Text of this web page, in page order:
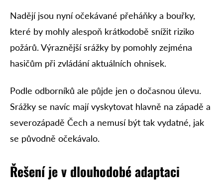
Nadějí jsou nyní očekávané přeháňky a bouřky,
které by mohly alespoň krátkodobě snížit riziko
požárů. Výraznější srážky by pomohly zejména
hasičům při zvládání aktuálních ohnisek.
Podle odborníků ale půjde jen o dočasnou úlevu.
Srážky se navíc mají vyskytovat hlavně na západě a
severozápadě Čech a nemusí být tak vydatné, jak
se původně očekávalo.
Řešení je v dlouhodobé adaptaci